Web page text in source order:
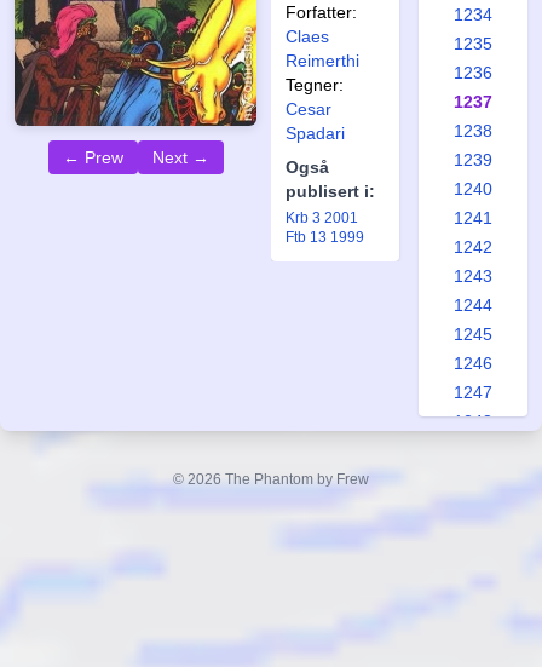
← Prew Next →
Forfatter:
Claes
Reimerthi
Tegner:
Cesar
Spadari
Også
publisert i:
Krb 3 2001
Ftb 13 1999
1234
1235
1236
1237
1238
1239
1240
1241
1242
1243
1244
1245
1246
1247
1248
© 2026 The Phantom by Frew